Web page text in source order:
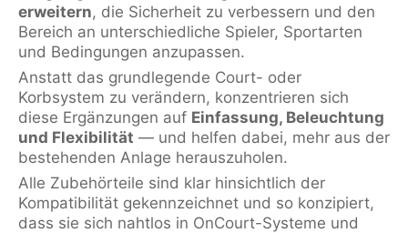
erweitern, die Sicherheit zu verbessern und den
Bereich an unterschiedliche Spieler, Sportarten
und Bedingungen anzupassen.
Anstatt das grundlegende Court- oder
Korbsystem zu verändern, konzentrieren sich
diese Ergänzungen auf Einfassung, Beleuchtung
und Flexibilität — und helfen dabei, mehr aus der
bestehenden Anlage herauszuholen.
Alle Zubehörteile sind klar hinsichtlich der
Kompatibilität gekennzeichnet und so konzipiert,
dass sie sich nahtlos in OnCourt-Systeme und